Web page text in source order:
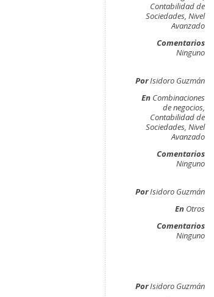
Contabilidad de
Sociedades, Nivel
Avanzado
Comentarios
Ninguno
PorIsidoro Guzmán
En Combinaciones
de negocios,
Contabilidad de
Sociedades, Nivel
Avanzado
Comentarios
Ninguno
PorIsidoro Guzmán
En Otros
Comentarios
Ninguno
PorIsidoro Guzmán